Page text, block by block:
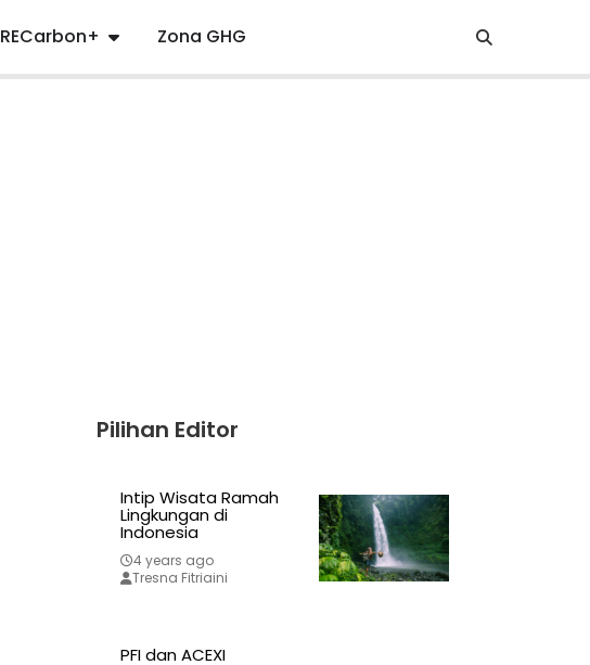
RECarbon+ Zona GHG
Pilihan Editor
Intip Wisata Ramah
Lingkungan di
Indonesia
4 years ago
Tresna Fitriaini
PFI dan ACEXI